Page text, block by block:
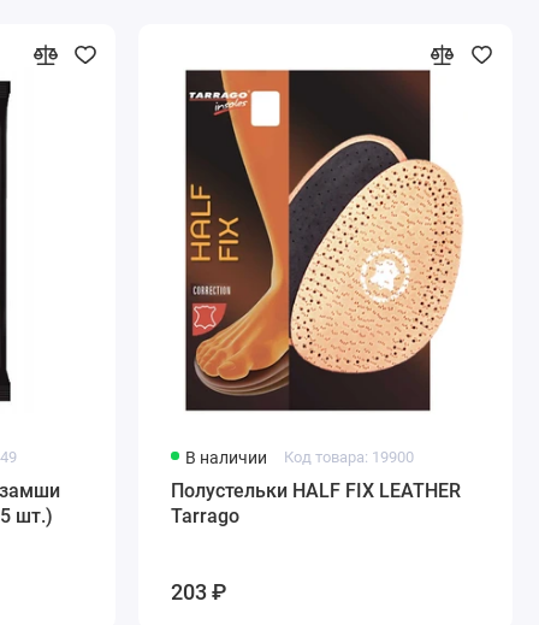
шт.)
В наличии Код товара: 19900
Полустельки HALF FIX LEATHER
Tarrago
203 ₽